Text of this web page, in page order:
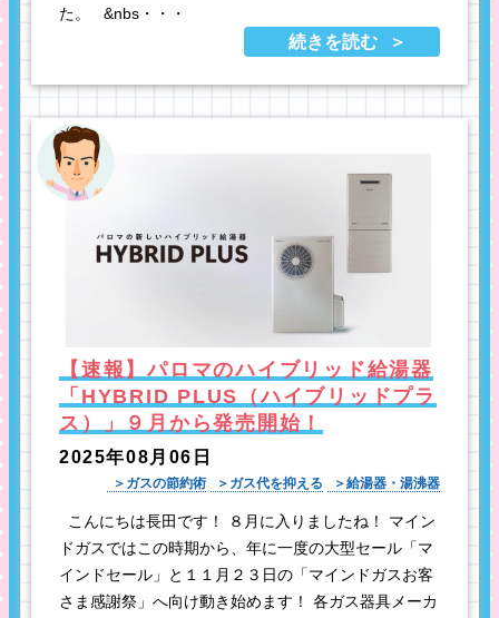
た。 &nbs・・・
続きを読む
【速報】パロマのハイブリッド給湯器
「HYBRID PLUS（ハイブリッドプラ
ス）」９月から発売開始！
2025年08月06日
ガスの節約術 ガス代を抑える 給湯器・湯沸器
こんにちは長田です！ ８月に入りましたね！ マイン
ドガスではこの時期から、年に一度の大型セール「マ
インドセール」と１１月２３日の「マインドガスお客
さま感謝祭」へ向け動き始めます！ 各ガス器具メーカ